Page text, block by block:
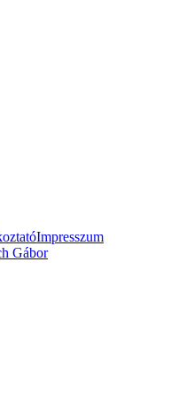
Impresszum
Gábor